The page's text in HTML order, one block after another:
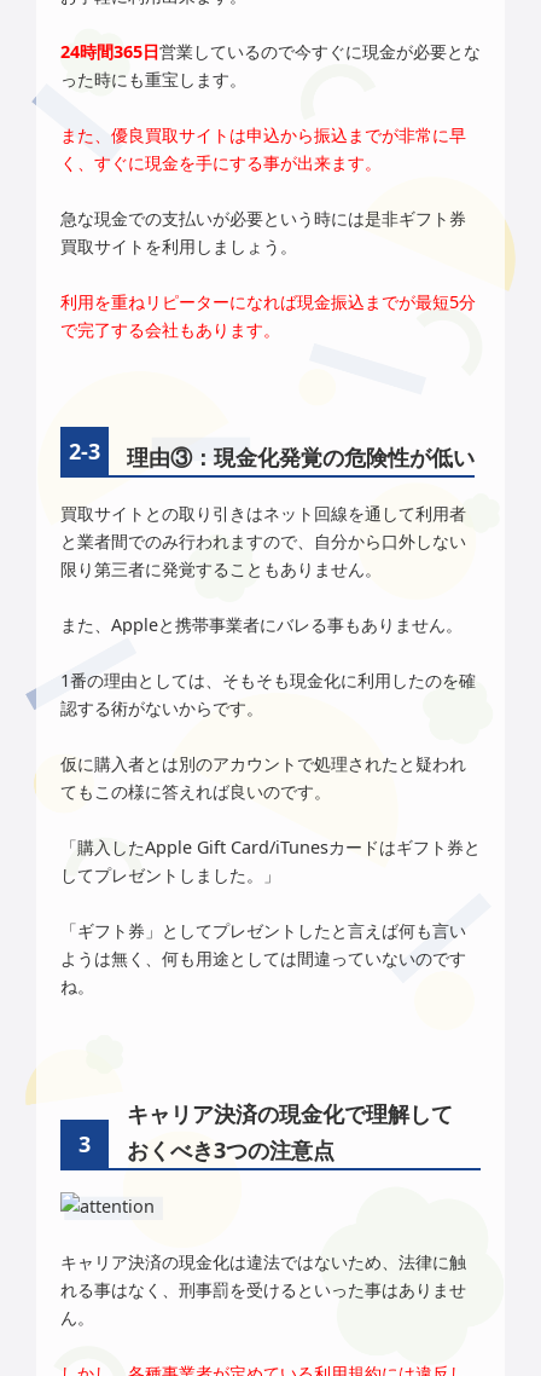
24時間365日営業しているので今すぐに現金が必要とな
った時にも重宝します。
また、優良買取サイトは申込から振込までが非常に早
く、すぐに現金を手にする事が出来ます。
急な現金での支払いが必要という時には是非ギフト券
買取サイトを利用しましょう。
利用を重ねリピーターになれば現金振込までが最短5分
で完了する会社もあります。
理由③：現金化発覚の危険性が低い
買取サイトとの取り引きはネット回線を通して利用者
と業者間でのみ行われますので、自分から口外しない
限り第三者に発覚することもありません。
また、Appleと携帯事業者にバレる事もありません。
1番の理由としては、そもそも現金化に利用したのを確
認する術がないからです。
仮に購入者とは別のアカウントで処理されたと疑われ
てもこの様に答えれば良いのです。
「購入したApple Gift Card/iTunesカードはギフト券と
してプレゼントしました。」
「ギフト券」としてプレゼントしたと言えば何も言い
ようは無く、何も用途としては間違っていないのです
ね。
キャリア決済の現金化で理解して
おくべき3つの注意点
キャリア決済の現金化は違法ではないため、法律に触
れる事はなく、刑事罰を受けるといった事はありませ
ん。